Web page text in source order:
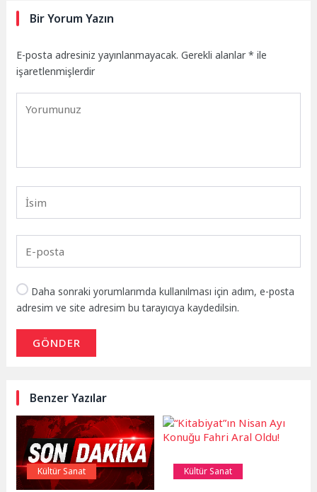
Bir Yorum Yazın
E-posta adresiniz yayınlanmayacak. Gerekli alanlar* ile
işaretlenmişlerdir
Daha sonraki yorumlarımda kullanılması için adım, e-posta
adresim ve site adresim bu tarayıcıya kaydedilsin.
GÖNDER
Benzer Yazılar
Kültür Sanat Kültür Sanat